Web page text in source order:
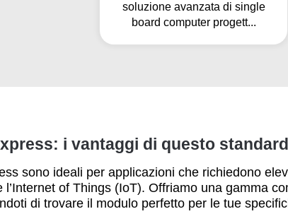
soluzione avanzata di single
board computer progett...
i vantaggi di questo standard
sono ideali per applicazioni che richiedono
l’Internet of Things (IoT). Offriamo una gamma
di trovare il modulo perfetto per le tue